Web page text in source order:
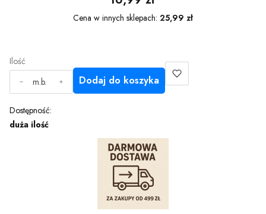
Cena w innych sklepach: 25,99 zł
Ilość
m.b.
Dodaj do koszyka
Dostępność:
duża ilość